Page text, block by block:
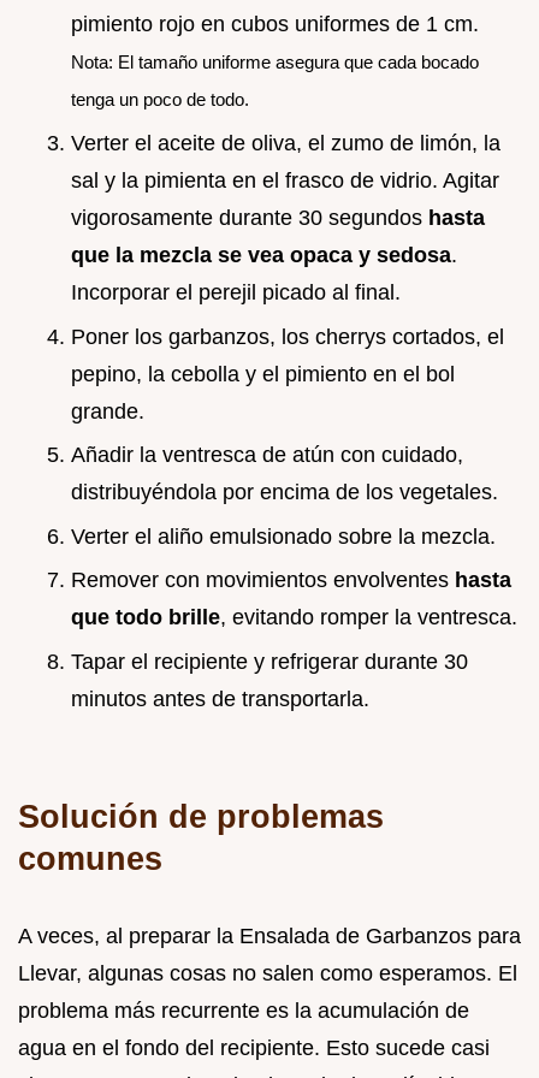
pimiento rojo en cubos uniformes de 1 cm.
Nota: El tamaño uniforme asegura que cada bocado
tenga un poco de todo.
Verter el aceite de oliva, el zumo de limón, la
sal y la pimienta en el frasco de vidrio. Agitar
vigorosamente durante 30 segundos hasta
que la mezcla se vea opaca y sedosa.
Incorporar el perejil picado al final.
Poner los garbanzos, los cherrys cortados, el
pepino, la cebolla y el pimiento en el bol
grande.
Añadir la ventresca de atún con cuidado,
distribuyéndola por encima de los vegetales.
Verter el aliño emulsionado sobre la mezcla.
Remover con movimientos envolventes hasta
que todo brille, evitando romper la ventresca.
Tapar el recipiente y refrigerar durante 30
minutos antes de transportarla.
Solución de problemas
comunes
A veces, al preparar la Ensalada de Garbanzos para
Llevar, algunas cosas no salen como esperamos. El
problema más recurrente es la acumulación de
agua en el fondo del recipiente. Esto sucede casi